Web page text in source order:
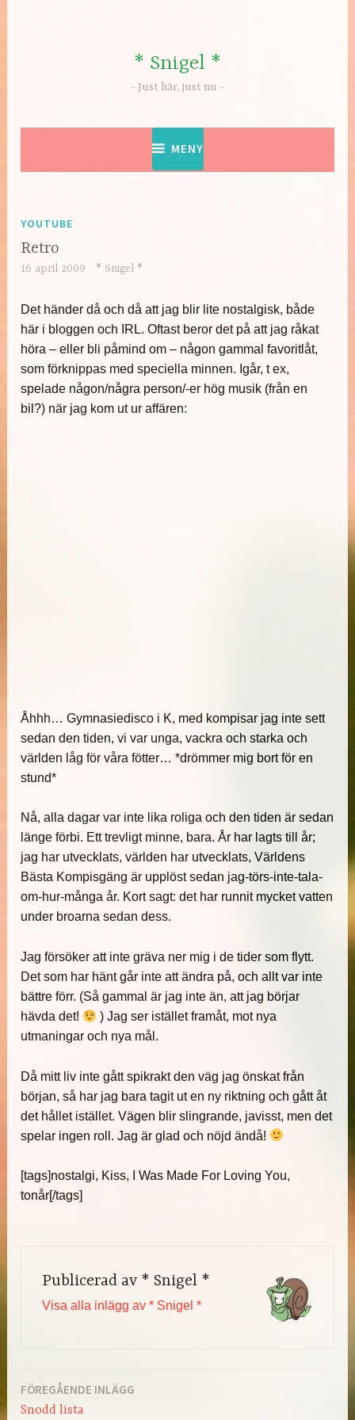
* Snigel *
Just här, just nu
MENY
YOUTUBE
Retro
16 april 2009 * Snigel *
Det händer då och då att jag blir lite nostalgisk, både
här i bloggen och IRL. Oftast beror det på att jag råkat
höra – eller bli påmind om – någon gammal favoritlåt,
som förknippas med speciella minnen. Igår, t ex,
spelade någon/några person/-er hög musik (från en
bil?) när jag kom ut ur affären:
Åhhh… Gymnasiedisco i K, med kompisar jag inte sett
sedan den tiden, vi var unga, vackra och starka och
världen låg för våra fötter… *drömmer mig bort för en
stund*
Nå, alla dagar var inte lika roliga och den tiden är sedan
länge förbi. Ett trevligt minne, bara. År har lagts till år;
jag har utvecklats, världen har utvecklats, Världens
Bästa Kompisgäng är upplöst sedan jag-törs-inte-tala-
om-hur-många år. Kort sagt: det har runnit mycket vatten
under broarna sedan dess.
Jag försöker att inte gräva ner mig i de tider som flytt.
Det som har hänt går inte att ändra på, och allt var inte
bättre förr. (Så gammal är jag inte än, att jag börjar
hävda det!
) Jag ser istället framåt, mot nya
utmaningar och nya mål.
Då mitt liv inte gått spikrakt den väg jag önskat från
början, så har jag bara tagit ut en ny riktning och gått åt
det hållet istället. Vägen blir slingrande, javisst, men det
spelar ingen roll. Jag är glad och nöjd ändå!
[tags]nostalgi, Kiss, I Was Made For Loving You,
tonår[/tags]
Publicerad av * Snigel *
Visa alla inlägg av * Snigel *
Inläggsnavigering
FÖREGÅENDE INLÄGG
Snodd lista